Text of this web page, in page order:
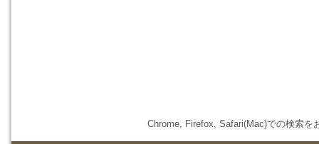
Chrome, Firefox, Safari(Mac)での検索を